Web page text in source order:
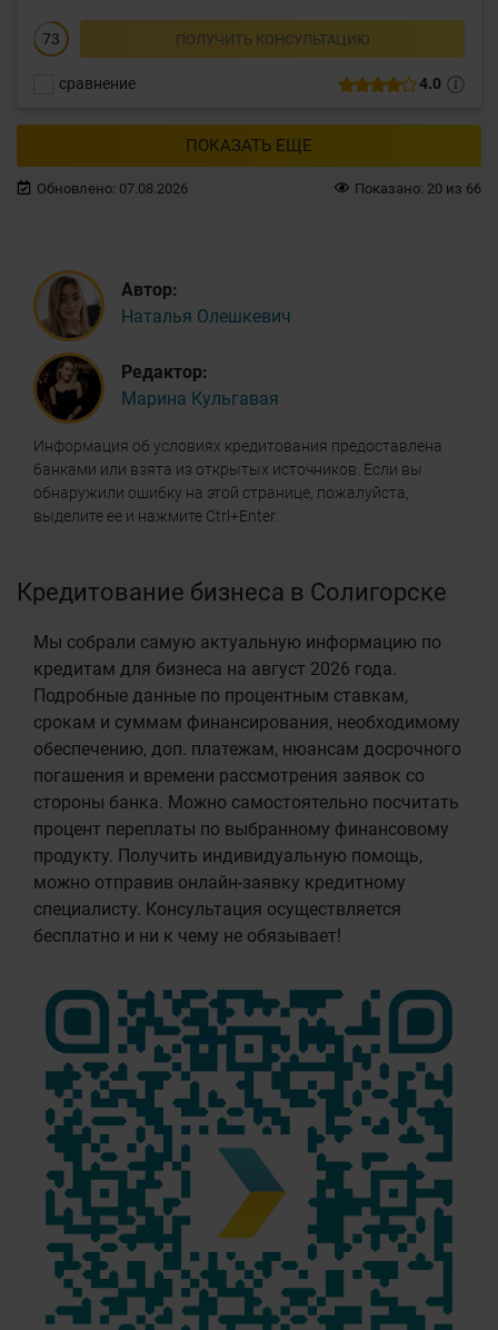
4.0
сравнение
73 ПОЛУЧИТЬ КОНСУЛЬТАЦИЮ
ПОКАЗАТЬ ЕЩЕ
Обновлено: 07.08.2026 Показано: 20 из 66
Автор:
Наталья Олешкевич
Редактор:
Марина Кульгавая
Информация об условиях кредитования предоставлена
банками или взята из открытых источников. Если вы
обнаружили ошибку на этой странице, пожалуйста,
выделите ее и нажмите Ctrl+Enter.
Кредитование бизнеса в Солигорске
Мы собрали самую актуальную информацию по
кредитам для бизнеса на август 2026 года.
Подробные данные по процентным ставкам,
срокам и суммам финансирования, необходимому
обеспечению, доп. платежам, нюансам досрочного
погашения и времени рассмотрения заявок со
стороны банка. Можно самостоятельно посчитать
процент переплаты по выбранному финансовому
продукту. Получить индивидуальную помощь,
можно отправив онлайн-заявку кредитному
специалисту. Консультация осуществляется
бесплатно и ни к чему не обязывает!